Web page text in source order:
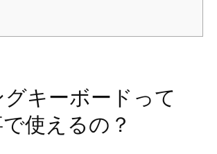
キーボードって
使えるの？